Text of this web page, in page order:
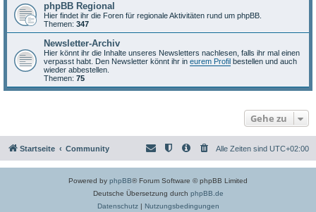
phpBB Regional
Hier findet ihr die Foren für regionale Aktivitäten rund um phpBB.
Themen: 347
Newsletter-Archiv
Hier könnt ihr die Inhalte unseres Newsletters nachlesen, falls ihr mal einen
verpasst habt. Den Newsletter könnt ihr in eurem Profil bestellen und auch
wieder abbestellen.
Themen: 75
Gehe zu
Startseite Community Alle Zeiten sind UTC+02:00
Powered by phpBB® Forum Software © phpBB Limited
Deutsche Übersetzung durch phpBB.de
Datenschutz| Nutzungsbedingungen